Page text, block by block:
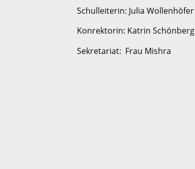
Schulleiterin: Julia Wollenhöfer
Konrektorin: Katrin Schönberg
Sekretariat: Frau Mishra